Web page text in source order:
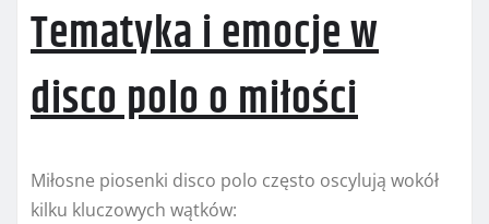
Tematyka i emocje w
disco polo o miłości
Miłosne piosenki disco polo często oscylują wokół
kilku kluczowych wątków: